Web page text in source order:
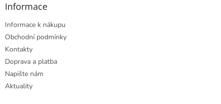
Informace
Informace k nákupu
Obchodní podmínky
Kontakty
Doprava a platba
Napište nám
Aktuality